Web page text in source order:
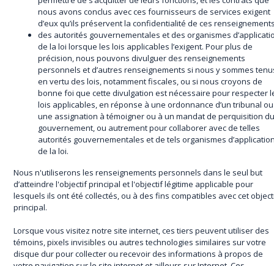
nous avons conclus avec ces fournisseurs de services exigent
d’eux qu’ils préservent la confidentialité de ces
des autorités gouvernementales et des organismes
de la loi lorsque les lois applicables l’exigent. Pour plus de
précision, nous pouvons divulguer des renseignements
personnels et d’autres renseignements si nous y sommes
en vertu des lois, notamment fiscales, ou si nous croyons de
bonne foi que cette divulgation est nécessaire pour respecter
lois applicables, en réponse à une ordonnance d’un tribunal
une assignation à témoigner ou à un mandat de perquisition
gouvernement, ou autrement pour collaborer avec de telles
autorités gouvernementales et de tels organismes
de la loi.
Nous n'utiliserons les renseignements personnels dans le seul but
d’atteindre l'objectif principal et l'objectif légitime applicable pour
lesquels ils ont été collectés, ou à des fins compatibles avec cet
principal.
Lorsque vous visitez notre site internet, ces tiers peuvent utiliser des
témoins, pixels invisibles ou autres technologies similaires sur votre
disque dur pour collecter ou recevoir des informations à propos de